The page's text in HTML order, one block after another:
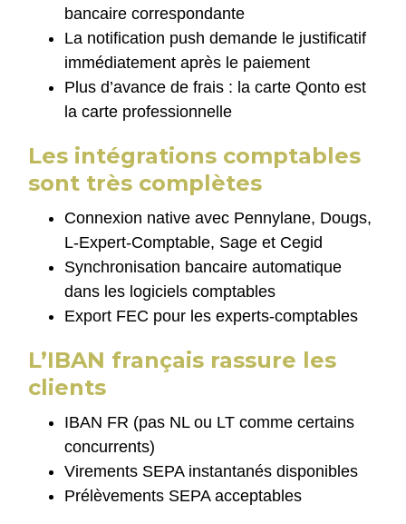
bancaire correspondante
La notification push demande le justificatif
immédiatement après le paiement
Plus d’avance de frais : la carte Qonto est
la carte professionnelle
Les intégrations comptables
sont très complètes
Connexion native avec Pennylane, Dougs,
L-Expert-Comptable, Sage et Cegid
Synchronisation bancaire automatique
dans les logiciels comptables
Export FEC pour les experts-comptables
L’IBAN français rassure les
clients
IBAN FR (pas NL ou LT comme certains
concurrents)
Virements SEPA instantanés disponibles
Prélèvements SEPA acceptables